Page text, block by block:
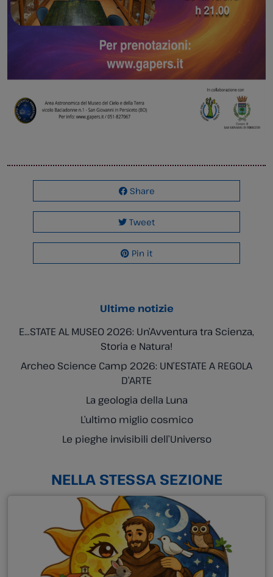
Share
Tweet
Pin it
Ultime notizie
E…STATE AL MUSEO 2026: Un’Avventura tra Scienza,
Storia e Natura!
Archeo Science Camp 2026: UN’ESTATE A REGOLA
D’ARTE
La geologia della Luna
L’ultimo miglio cosmico
Le pieghe invisibili dell’Universo
NELLA STESSA SEZIONE